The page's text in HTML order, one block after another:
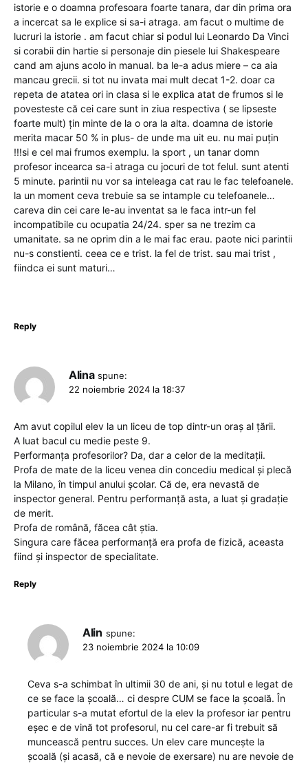
istorie e o doamna profesoara foarte tanara, dar din prima ora
a incercat sa le explice si sa-i atraga. am facut o multime de
lucruri la istorie . am facut chiar si podul lui Leonardo Da Vinci
si corabii din hartie si personaje din piesele lui Shakespeare
cand am ajuns acolo in manual. ba le-a adus miere – ca aia
mancau grecii. si tot nu invata mai mult decat 1-2. doar ca
repeta de atatea ori in clasa si le explica atat de frumos si le
povesteste că cei care sunt in ziua respectiva ( se lipseste
foarte mult) țin minte de la o ora la alta. doamna de istorie
merita macar 50 % in plus- de unde ma uit eu. nu mai puțin
!!!si e cel mai frumos exemplu. la sport , un tanar domn
profesor incearca sa-i atraga cu jocuri de tot felul. sunt atenti
5 minute. parintii nu vor sa inteleaga cat rau le fac telefoanele.
la un moment ceva trebuie sa se intample cu telefoanele…
careva din cei care le-au inventat sa le faca intr-un fel
incompatibile cu ocupatia 24/24. sper sa ne trezim ca
umanitate. sa ne oprim din a le mai fac erau. paote nici parintii
nu-s constienti. ceea ce e trist. la fel de trist. sau mai trist ,
fiindca ei sunt maturi…
Reply
Alina spune:
22 noiembrie 2024 la 18:37
Am avut copilul elev la un liceu de top dintr-un oraș al țării.
A luat bacul cu medie peste 9.
Performanța profesorilor? Da, dar a celor de la meditații.
Profa de mate de la liceu venea din concediu medical și plecă
la Milano, în timpul anului școlar. Că de, era nevastă de
inspector general. Pentru performanță asta, a luat și gradație
de merit.
Profa de română, făcea cât știa.
Singura care făcea performanță era profa de fizică, aceasta
fiind și inspector de specialitate.
Reply
Alin spune:
23 noiembrie 2024 la 10:09
Ceva s-a schimbat în ultimii 30 de ani, și nu totul e legat de
ce se face la școală… ci despre CUM se face la școală. În
particular s-a mutat efortul de la elev la profesor iar pentru
eșec e de vină tot profesorul, nu cel care-ar fi trebuit să
muncească pentru succes. Un elev care muncește la
școală (și acasă, că e nevoie de exersare) nu are nevoie de